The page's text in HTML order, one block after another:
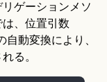
ゲーションメソ
、位置引数
自動変換により、
る。